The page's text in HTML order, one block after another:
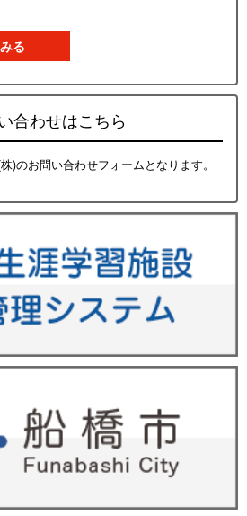
る
合わせはこちら
)のお問い合わせフォームとなります。